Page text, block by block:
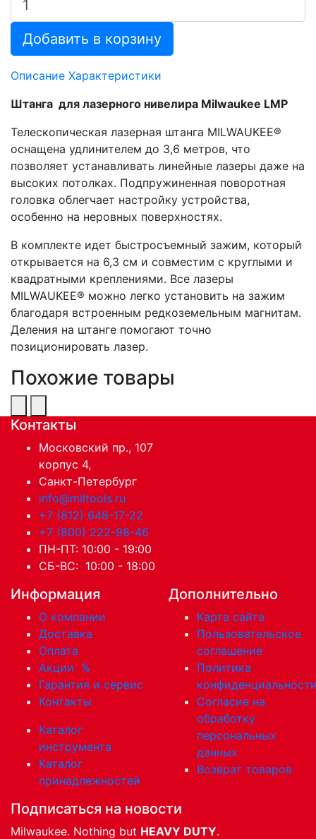
Добавить в корзину
Описание Характеристики
Штанга для лазерного нивелира Milwaukee LMP
Телескопическая лазерная штанга MILWAUKEE®
оснащена удлинителем до 3,6 метров, что
позволяет устанавливать линейные лазеры даже на
высоких потолках. Подпружиненная поворотная
головка облегчает настройку устройства,
особенно на неровных поверхностях.
В комплекте идет быстросъемный зажим, который
открывается на 6,3 см и совместим с круглыми и
квадратными креплениями. Все лазеры
MILWAUKEE® можно легко установить на зажим
благодаря встроенным редкоземельным магнитам.
Деления на штанге помогают точно
позиционировать лазер.
Похожие товары
Контакты
Московский пр., 107
корпус 4,
Санкт-Петербург
info@miltools.ru
+7 (812) 648-17-22
+7 (800) 222-98-46
ПН-ПТ: 10:00 - 19:00
СБ-ВС: 10:00 - 18:00
Информация
О компании
Доставка
Оплата
Акции %
Гарантия и сервис
Контакты
Каталог
инструмента
Каталог
принадлежностей
Дополнительно
Карта сайта
Пользовательское
соглашение
Политика
Согласие на
обработку
персональных
данных
Возврат товаров
Подписаться на новости
Milwaukee. Nothing but HEAVY DUTY.